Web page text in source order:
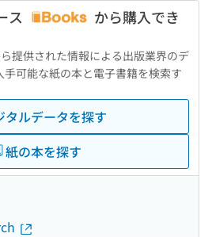
ス
から購入でき
提供された情報による出版業界のデ
可能な紙の本と電子書籍を検索す
タルデータを探す
紙の本を探す